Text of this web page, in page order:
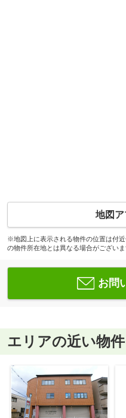
地図ア
※地図上に表示される物件の位置は付
の物件所在地とは異なる場合がございま
お問
エリアの近い物件